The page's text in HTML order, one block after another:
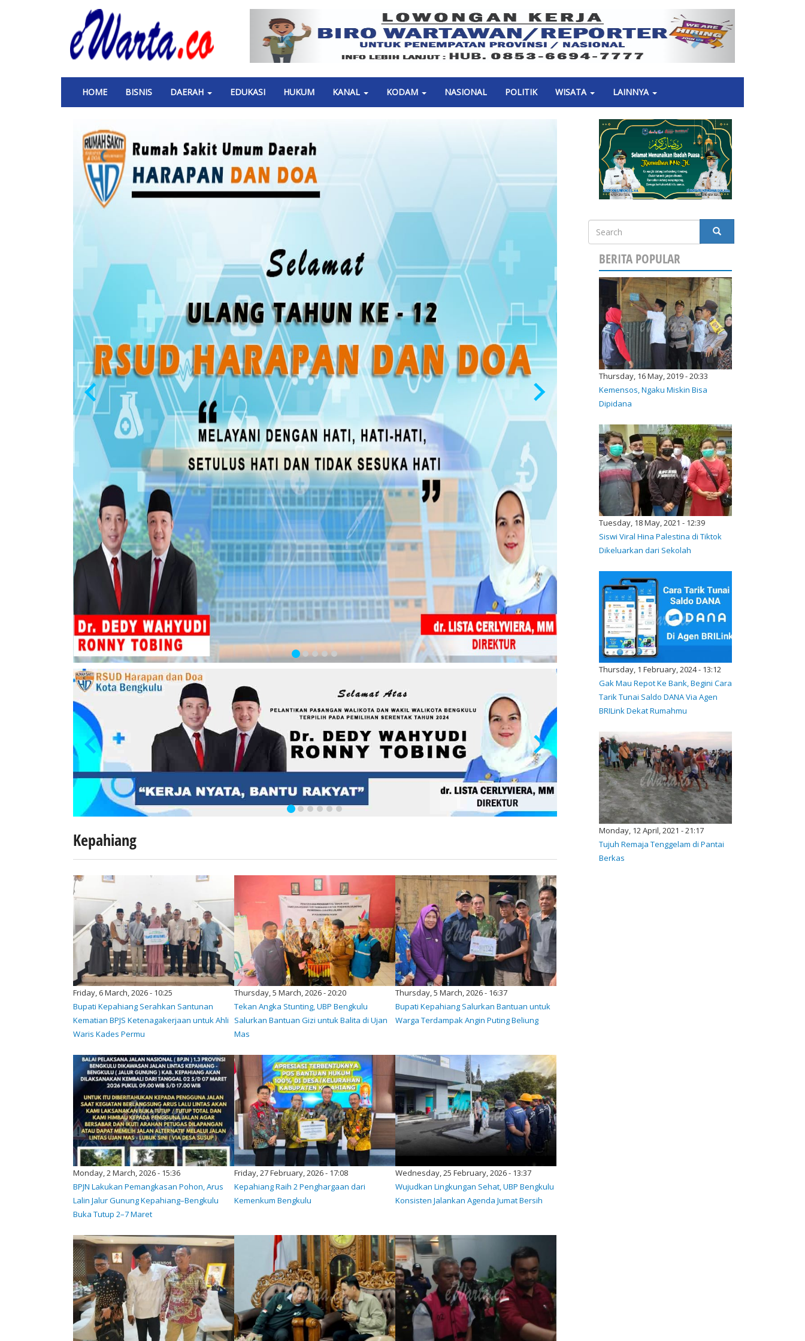
Previous Next
Main
navigation
HOME BISNIS DAERAH EDUKASI HUKUM KANAL KODAM NASIONAL POLITIK WISATA LAINNYA
Kepahiang
Friday, 6 March, 2026 - 10:25
Bupati Kepahiang Serahkan Santunan
Kematian BPJS Ketenagakerjaan untuk Ahli
Waris Kades Permu
Thursday, 5 March, 2026 - 20:20
Tekan Angka Stunting, UBP Bengkulu
Salurkan Bantuan Gizi untuk Balita di Ujan
Mas
Thursday, 5 March, 2026 - 16:37
Bupati Kepahiang Salurkan Bantuan untuk
Warga Terdampak Angin Puting Beliung
Monday, 2 March, 2026 - 15:36
BPJN Lakukan Pemangkasan Pohon, Arus
Lalin Jalur Gunung Kepahiang–Bengkulu
Buka Tutup 2–7 Maret
Friday, 27 February, 2026 - 17:08
Kepahiang Raih 2 Penghargaan dari
Kemenkum Bengkulu
Wednesday, 25 February, 2026 - 13:37
Wujudkan Lingkungan Sehat, UBP Bengkulu
Konsisten Jalankan Agenda Jumat Bersih
Search
SEARCH
BERITA POPULAR
Thursday, 16 May, 2019 - 20:33
Kemensos, Ngaku Miskin Bisa
Dipidana
Tuesday, 18 May, 2021 - 12:39
Siswi Viral Hina Palestina di Tiktok
Dikeluarkan dari Sekolah
Thursday, 1 February, 2024 - 13:12
Gak Mau Repot Ke Bank, Begini Cara
Tarik Tunai Saldo DANA Via Agen
BRILink Dekat Rumahmu
Monday, 12 April, 2021 - 21:17
Tujuh Remaja Tenggelam di Pantai
Berkas